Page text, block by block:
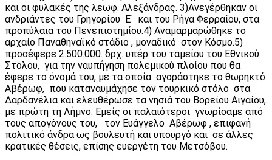
και οι φυλακές της λεωφ. Αλεξάνδρας. 3)Ανεγέρθηκαν οι
ανδριάντες του Γρηγορίου Ε΄ και του Ρήγα Φερραίου, στα
προπύλαια του Πενεπιστημίου.4) Αναμαρμαρώθηκε το
αρχαίο Παναθηναϊκό στάδιο , μοναδικό στον Κόσμο.5)
προσέφερε 2.500.000. δρχ. υπέρ του ταμείου του Εθνικού
Στόλου, για την ναυπήγηση πολεμικού πλοίου που θα
έφερε το όνομά του, με τα οποία αγοράστηκε το θωρηκτό
Αβέρωφ, που καταναυμάχησε τον τουρκικό στόλο στα
Δαρδανέλια και ελευθέρωσε τα νησιά του Βορείου Αιγαίου,
με πρώτη τη Λήμνο. Εμείς οι παλαιότεροι γνωρίσαμε από
τους απογόνους του, τον Ευάγγελο Αβέρωφ , επιφανή
πολιτικό άνδρα ως βουλευτή και υπουργό και σε άλλες
κρατικές θέσεις, επίσης ευεργέτη του Μετσόβου.